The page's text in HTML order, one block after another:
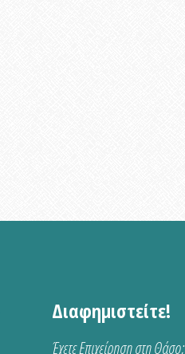
Διαφημιστείτε!
Έχετε Επιχείρηση στη Θάσο;